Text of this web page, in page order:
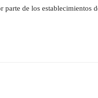
parte de los establecimientos